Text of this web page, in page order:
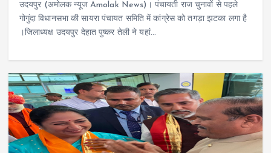
उदयपुर (अमोलक न्यूज Amolak News)। पंचायती राज चुनावों से पहले
गोगुंदा विधानसभा की सायरा पंचायत समिति में कांग्रेस को तगड़ा झटका लगा है
।जिलाध्यक्ष उदयपुर देहात पुष्कर तेली ने यहां…